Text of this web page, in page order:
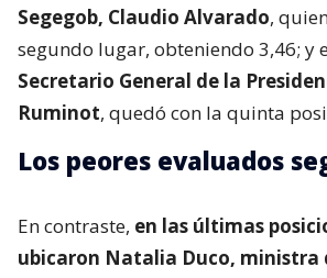
Segegob, Claudio Alvarado,
segundo lugar, obteniendo 3,46; y
Secretario General de la
Ruminot, quedó con la quinta
Los peores evaluados
En contraste, en las últimas
ubicaron Natalia Duco, ministra